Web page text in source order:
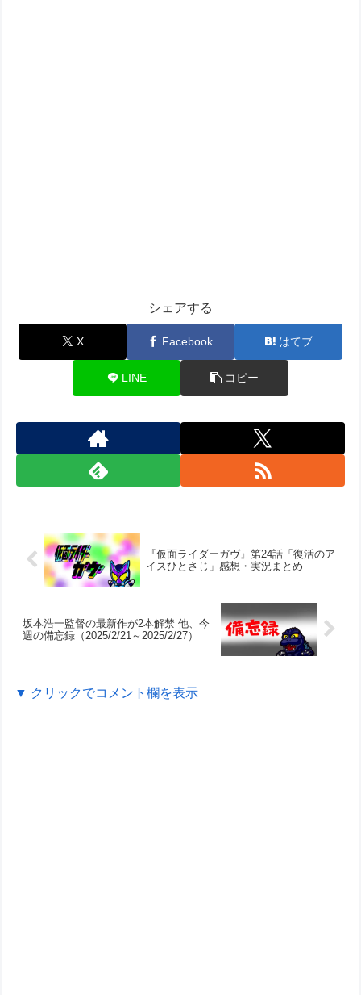
シェアする
X Facebook はてブ
LINE コピー
『仮面ライダーガヴ』第24話「復活のア
イスひとさじ」感想・実況まとめ
坂本浩一監督の最新作が2本解禁 他、今
週の備忘録（2025/2/21～2025/2/27）
▼ クリックでコメント欄を表示